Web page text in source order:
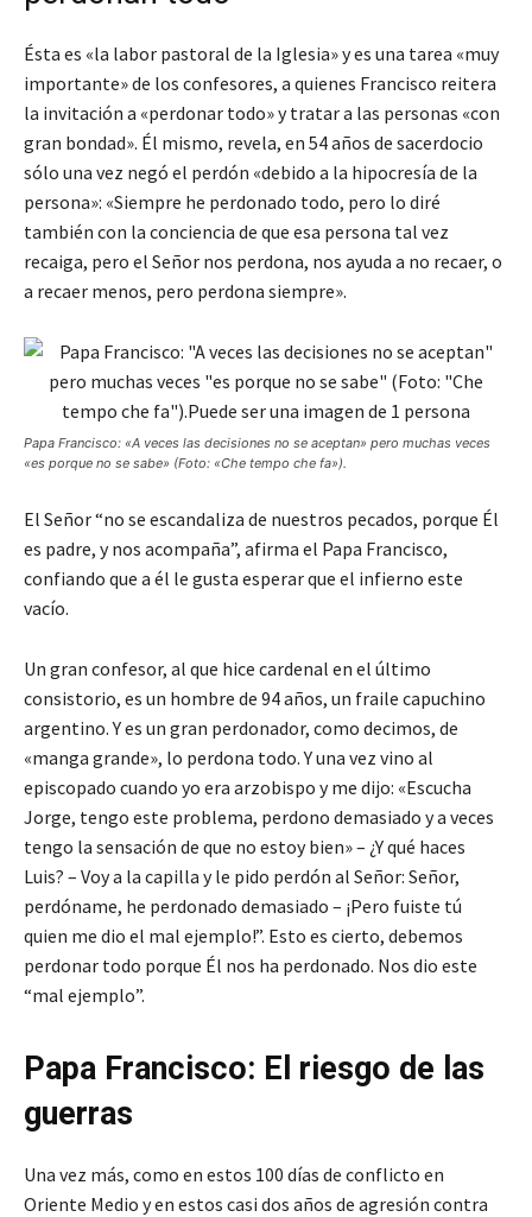
Ésta es «la labor pastoral de la Iglesia» y es una tarea «muy
importante» de los confesores, a quienes Francisco reitera
la invitación a «perdonar todo» y tratar a las personas «con
gran bondad». Él mismo, revela, en 54 años de sacerdocio
sólo una vez negó el perdón «debido a la hipocresía de la
persona»: «Siempre he perdonado todo, pero lo diré
también con la conciencia de que esa persona tal vez
recaiga, pero el Señor nos perdona, nos ayuda a no recaer, o
a recaer menos, pero perdona siempre».
Papa Francisco: «A veces las decisiones no se aceptan» pero muchas veces
«es porque no se sabe» (Foto: «Che tempo che fa»).
El Señor “no se escandaliza de nuestros pecados, porque Él
es padre, y nos acompaña”, afirma el Papa Francisco,
confiando que a él le gusta esperar que el infierno este
vacío.
Un gran confesor, al que hice cardenal en el último
consistorio, es un hombre de 94 años, un fraile capuchino
argentino. Y es un gran perdonador, como decimos, de
«manga grande», lo perdona todo. Y una vez vino al
episcopado cuando yo era arzobispo y me dijo: «Escucha
Jorge, tengo este problema, perdono demasiado y a veces
tengo la sensación de que no estoy bien» – ¿Y qué haces
Luis? – Voy a la capilla y le pido perdón al Señor: Señor,
perdóname, he perdonado demasiado – ¡Pero fuiste tú
quien me dio el mal ejemplo!”. Esto es cierto, debemos
perdonar todo porque Él nos ha perdonado. Nos dio este
“mal ejemplo”.
Papa Francisco: El riesgo de las
guerras
Una vez más, como en estos 100 días de conflicto en
Oriente Medio y en estos casi dos años de agresión contra